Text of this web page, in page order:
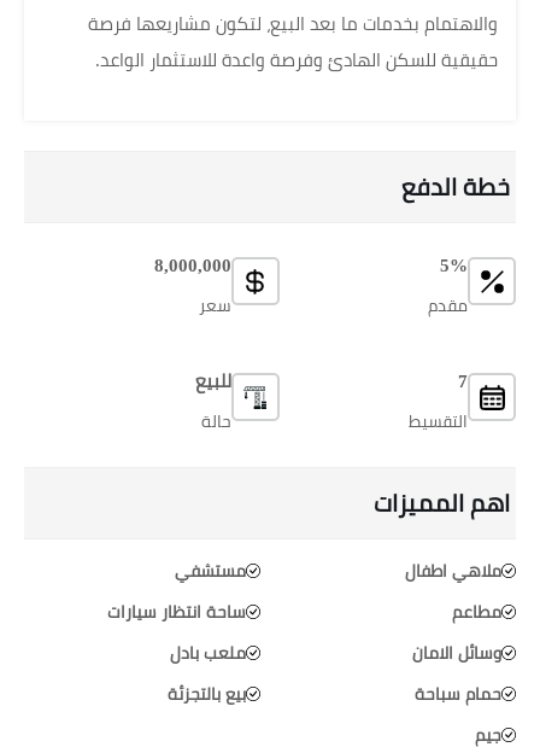
والاهتمام بخدمات ما بعد البيع، لتكون مشاريعها فرصة
حقيقية للسكن الهادئ وفرصة واعدة للاستثمار الواعد.
خطة الدفع
5%
مقدم
7
التقسيط
8,000,000
سعر
للبيع
حالة
اهم المميزات
ملاهي اطفال
مطاعم
وسائل الامان
حمام سباحة
جيم
مستشفي
ساحة انتظار سيارات
ملعب بادل
بيع بالتجزئة